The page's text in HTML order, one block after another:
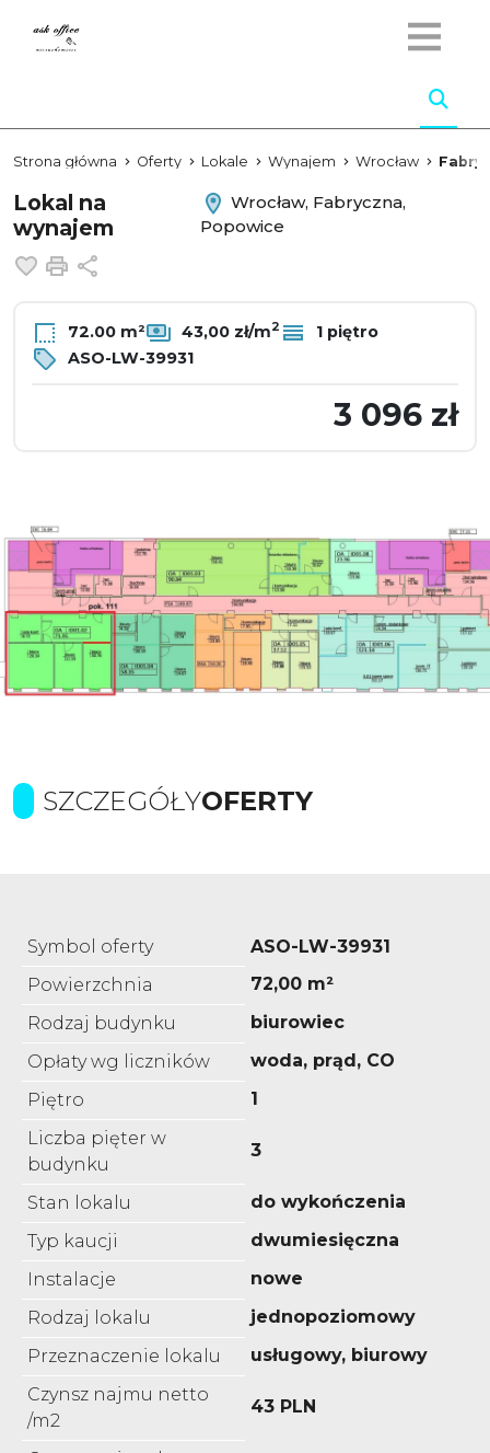
Strona główna Oferty Lokale Wynajem Wrocław
Lokal na
wynajem
Wrocław, Fabryczna,
Popowice
Dodaj do ulubionych
Drukuj
72.00 m² 43,00 zł/m2
1 piętro
ASO-LW-39931
3 096 zł
SZCZEGÓŁYOFERTY
Symbol oferty
ASO-LW-39931
Powierzchnia
72,00 m²
Rodzaj budynku
biurowiec
Opłaty wg liczników
woda, prąd, CO
Piętro
1
Liczba pięter w
budynku
3
Stan lokalu
do wykończenia
Typ kaucji
dwumiesięczna
Instalacje
nowe
Rodzaj lokalu
jednopoziomowy
Przeznaczenie lokalu
usługowy, biurowy
Czynsz najmu netto
/m2
43 PLN